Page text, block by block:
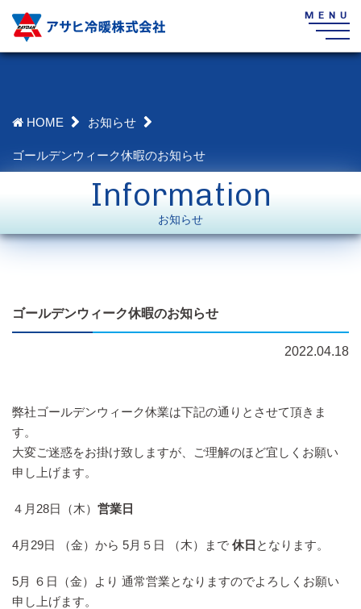
HOME お知らせ
ゴールデンウィーク休暇のお知らせ
Information
お知らせ
ゴールデンウィーク休暇のお知らせ
2022.04.18
弊社ゴールデンウィーク休業は下記の通りとさせて頂きま
す。
大変ご迷惑をお掛け致しますが、ご理解のほど宜しくお願い
申し上げます。
４月 28日（木） 営業日
4月 29日 （金）から 5月５日 （木）まで 休日 となります。
5月 ６日（金）より 通常営業となりますのでよろしくお願い
申し上げます。